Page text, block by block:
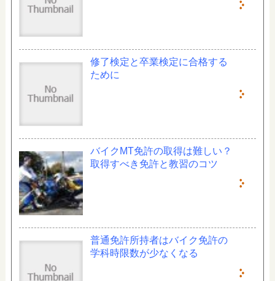
修了検定と卒業検定に合格する
ために
バイクMT免許の取得は難しい？
取得すべき免許と教習のコツ
普通免許所持者はバイク免許の
学科時限数が少なくなる